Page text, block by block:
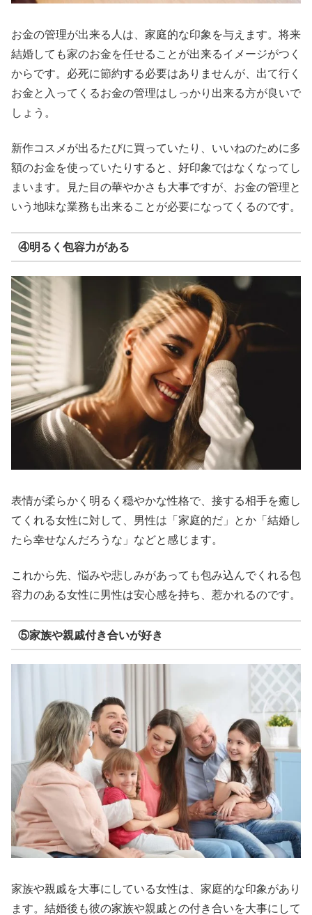
お金の管理が出来る人は、家庭的な印象を与えます。将来
結婚しても家のお金を任せることが出来るイメージがつく
からです。必死に節約する必要はありませんが、出て行く
お金と入ってくるお金の管理はしっかり出来る方が良いで
しょう。
新作コスメが出るたびに買っていたり、いいねのために多
額のお金を使っていたりすると、好印象ではなくなってし
まいます。見た目の華やかさも大事ですが、お金の管理と
いう地味な業務も出来ることが必要になってくるのです。
④明るく包容力がある
表情が柔らかく明るく穏やかな性格で、接する相手を癒し
てくれる女性に対して、男性は「家庭的だ」とか「結婚し
たら幸せなんだろうな」などと感じます。
これから先、悩みや悲しみがあっても包み込んでくれる包
容力のある女性に男性は安心感を持ち、惹かれるのです。
⑤家族や親戚付き合いが好き
家族や親戚を大事にしている女性は、家庭的な印象があり
ます。結婚後も彼の家族や親戚との付き合いを大事にして